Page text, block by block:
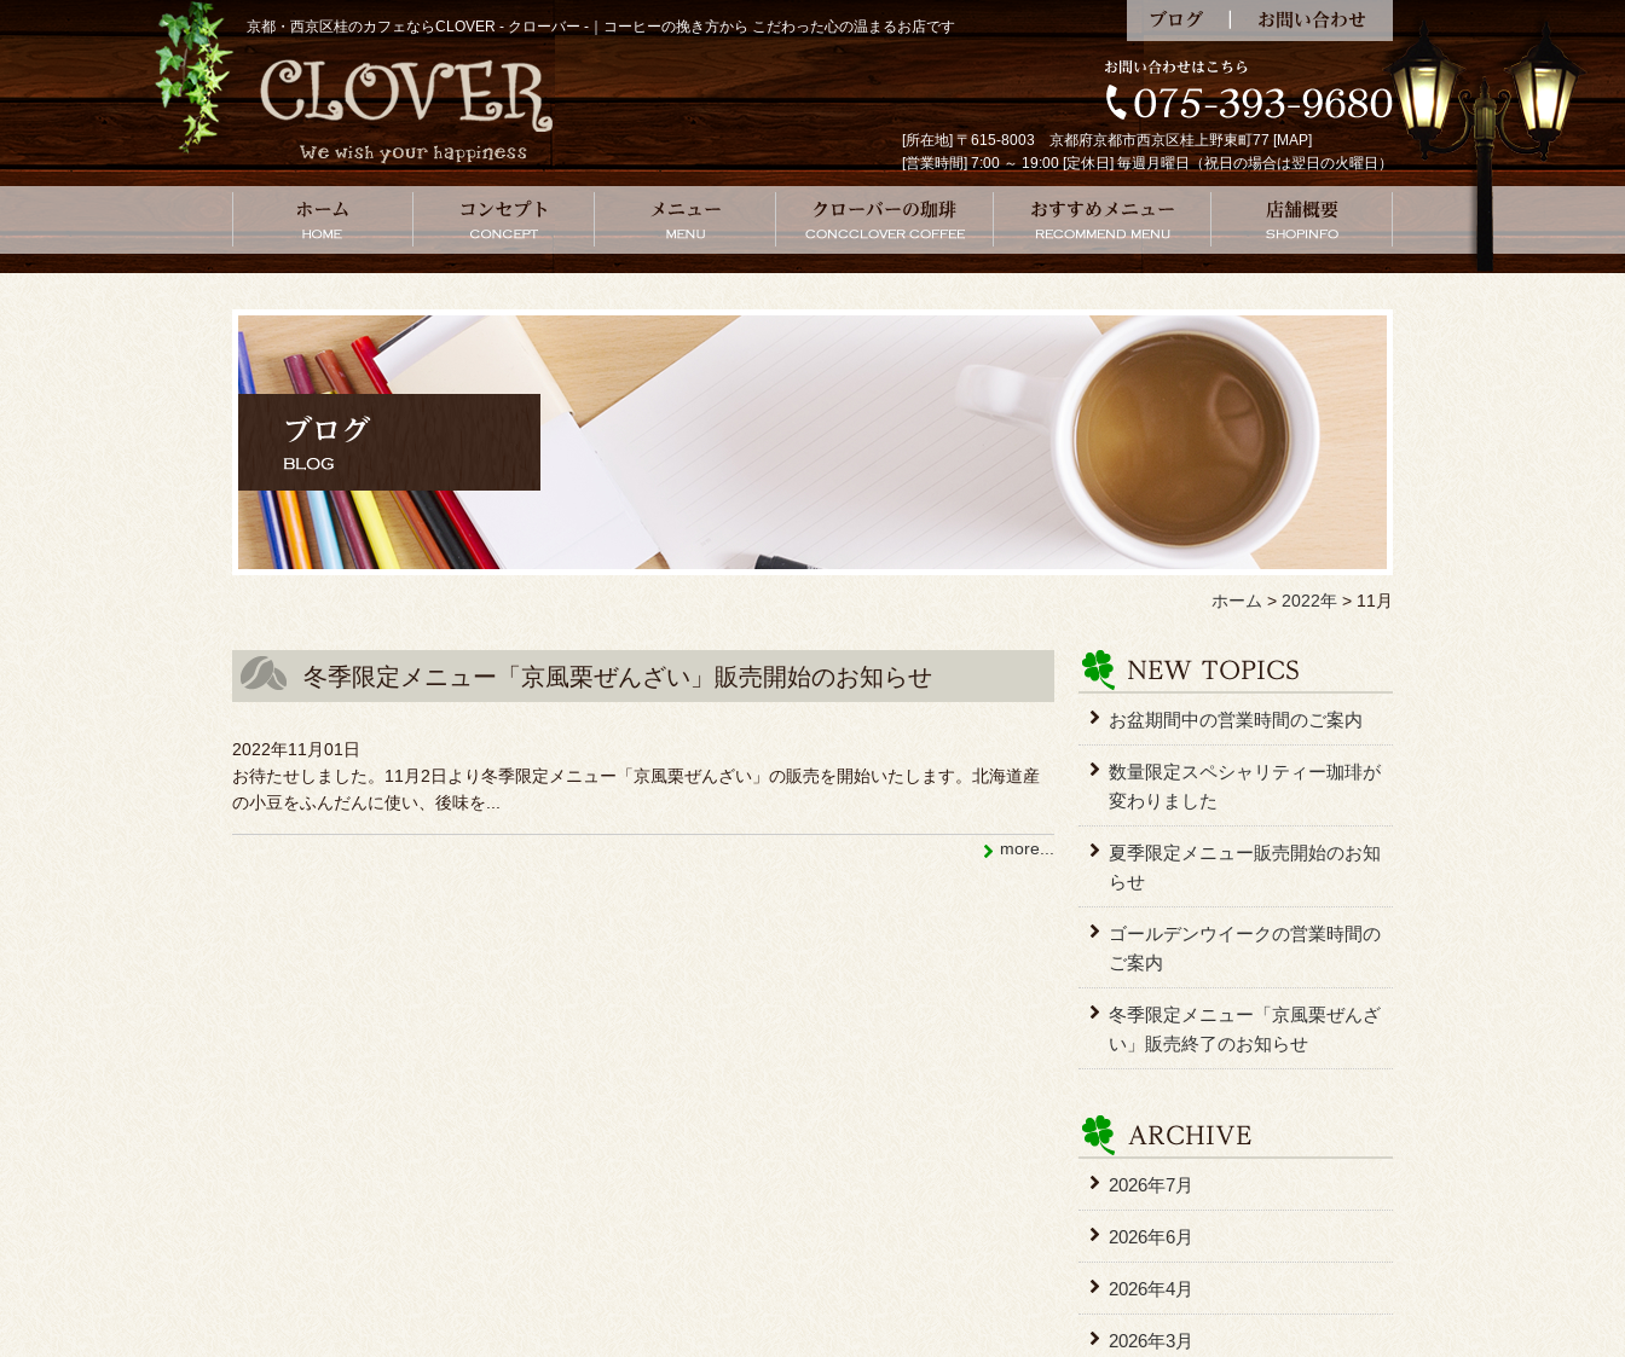
京都・西京区桂のカフェならCLOVER - クローバー -｜コーヒーの挽き方から こだわった心の温まるお店です
ブログ
[所在地] 〒615-8003 京都府京都市西京区桂上野東町77 [MAP]
[営業時間] 7:00 ～ 19:00 [定休日] 毎週月曜日（祝日の場合は翌日の火曜日）
コンセプト メニュー クローバーの珈琲 おすすめメニュー
ホーム > 2022年 > 11月
冬季限定メニュー「京風栗ぜんざい」販売開始のお知らせ
2022年11月01日
お待たせしました。11月2日より冬季限定メニュー「京風栗ぜんざい」の販売を開始いたします。北海道産
の小豆をふんだんに使い、後味を...
more...
お盆期間中の営業時間のご案内
数量限定スペシャリティー珈琲が
変わりました
夏季限定メニュー販売開始のお知
らせ
ゴールデンウイークの営業時間の
ご案内
冬季限定メニュー「京風栗ぜんざ
い」販売終了のお知らせ
2026年7月
2026年6月
2026年4月
2026年3月